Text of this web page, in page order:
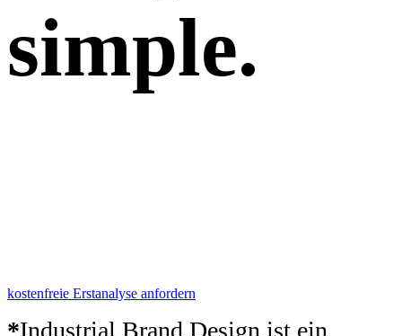
simple.
kostenfreie Erstanalyse anfordern
*Industrial Brand Design ist ein